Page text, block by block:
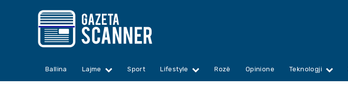
Ballina Lajme Sport Lifestyle Rozë Opinione Teknologji